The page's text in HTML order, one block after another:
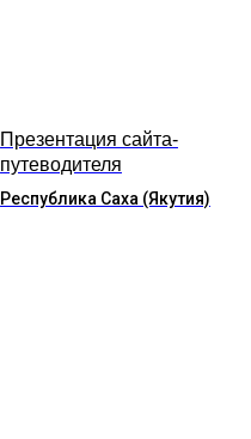
Презентация сайта-
путеводителя
Республика Саха (Якутия)